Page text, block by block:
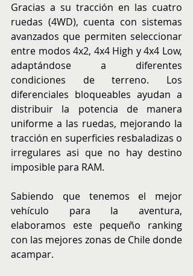
Gracias a su tracción en las cuatro
ruedas (4WD), cuenta con sistemas
avanzados que permiten seleccionar
entre modos 4x2, 4x4 High y 4x4 Low,
adaptándose a diferentes
condiciones de terreno. Los
diferenciales bloqueables ayudan a
distribuir la potencia de manera
uniforme a las ruedas, mejorando la
tracción en superficies resbaladizas o
irregulares asi que no hay destino
imposible para RAM.
Sabiendo que tenemos el mejor
vehículo para la aventura,
elaboramos este pequeño ranking
con las mejores zonas de Chile donde
acampar.